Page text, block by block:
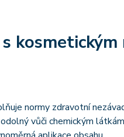
normy zdravotní
vůči chemickým látkám